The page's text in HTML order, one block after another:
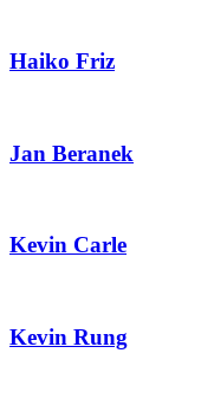
Haiko Friz
Jan Beranek
Kevin Carle
Kevin Rung